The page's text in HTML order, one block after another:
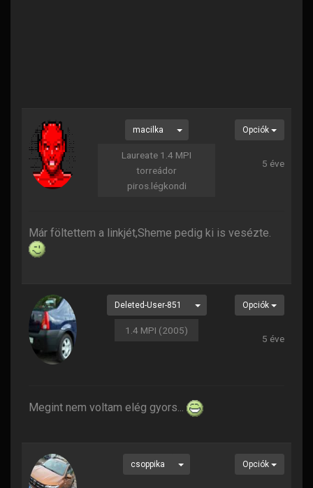
macilka
Laureate 1.4 MPI
torreádor
piros.légkondi
Opciók
5 éve
Már föltettem a linkjét,Sheme pedig ki is vesézte.
Deleted-User-851
1.4 MPI (2005)
Opciók
5 éve
Megint nem voltam elég gyors...
csoppika Opciók